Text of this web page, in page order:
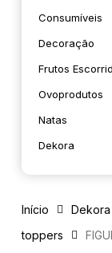
Consumíveis
Decoração
Frutos
Ovoprodutos
Natas
Dekora
Início Dekora
toppers